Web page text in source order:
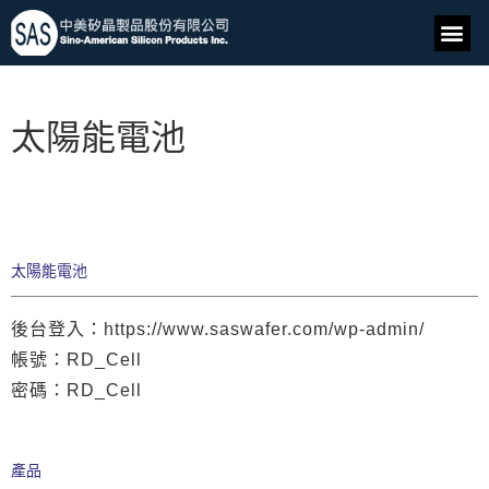
太陽能電池
太陽能電池
後台登入：https://www.saswafer.com/wp-admin/
帳號：RD_Cell
密碼：RD_Cell
產品